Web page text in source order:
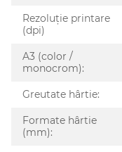
Rezoluție printare
(dpi)
A3 (color /
monocrom):
Greutate hârtie:
Formate hârtie
(mm):